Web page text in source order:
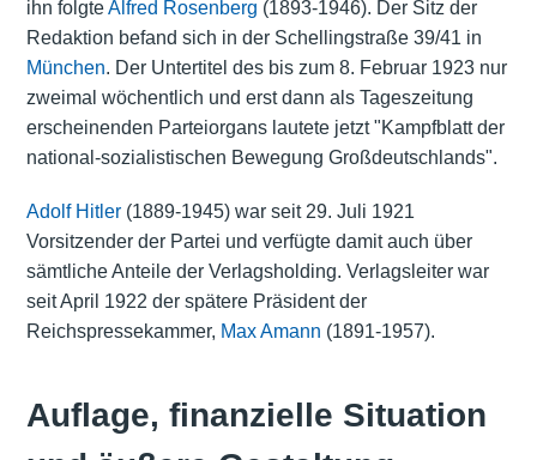
ihn folgteAlfred Rosenberg (1893-1946). Der Sitz der
Redaktion befand sich in der Schellingstraße 39/41 in
München. Der Untertitel des bis zum 8. Februar 1923 nur
zweimal wöchentlich und erst dann als Tageszeitung
erscheinenden Parteiorgans lautete jetzt "Kampfblatt der
national-sozialistischen Bewegung Großdeutschlands".
Adolf Hitler(1889-1945) war seit 29. Juli 1921
Vorsitzender der Partei und verfügte damit auch über
sämtliche Anteile der Verlagsholding. Verlagsleiter war
seit April 1922 der spätere Präsident der
Reichspressekammer, Max Amann (1891-1957).
Auflage, finanzielle Situation